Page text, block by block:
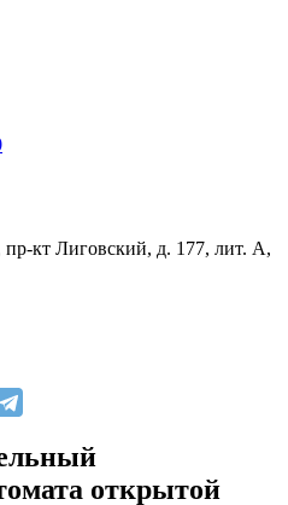
пр-кт Лиговский, д. 177, лит. А,
открытой